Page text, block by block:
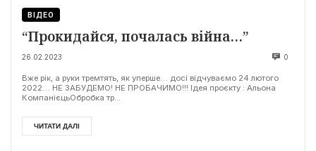
ВІДЕО
“Прокидайся, почалась війна…”
26.02.2023 0
Вже рік, а руки тремтять, як уперше… досі відчуваємо 24 лютого
2022… НЕ ЗАБУДЕМО! НЕ ПРОБАЧИМО!!! Ідея проєкту : Альона
КомпанієцьОбробка тр...
ЧИТАТИ ДАЛІ